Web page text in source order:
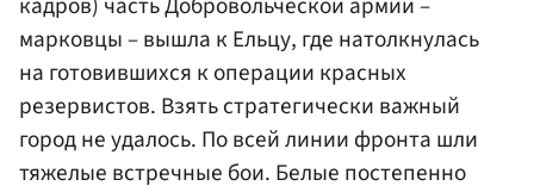
марковцы – вышла к Ельцу, где натолкнулась
на готовившихся к операции красных
резервистов. Взять стратегически важный
город не удалось. По всей линии фронта шли
тяжелые встречные бои. Белые постепенно